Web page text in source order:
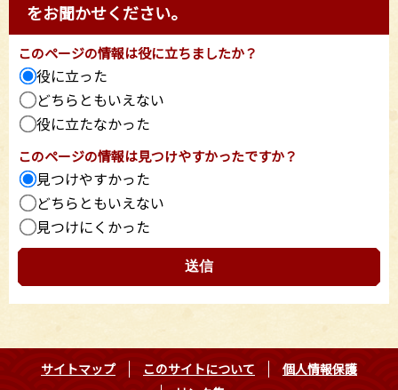
をお聞かせください。
このページの情報は役に立ちましたか？
役に立った
どちらともいえない
役に立たなかった
このページの情報は見つけやすかったですか？
見つけやすかった
どちらともいえない
見つけにくかった
サイトマップ このサイトについて
個人情報保護